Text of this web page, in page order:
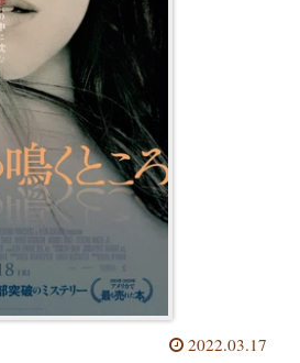
2022.03.17